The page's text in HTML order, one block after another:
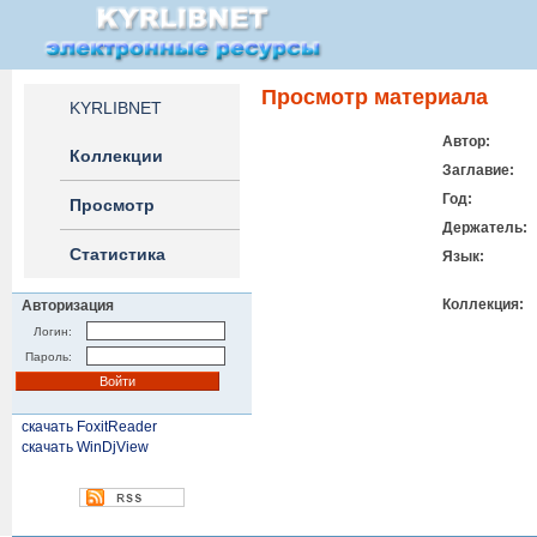
KYRLIBNET
Коллекции
Просмотр
Статистика
Авторизация
Логин:
Пароль:
скачать FoxitReader
скачать WinDjView
Просмотр материала
Автор:
Заглавие:
Год:
Держатель:
Язык:
Коллекция: